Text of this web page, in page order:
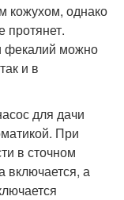
кожухом, однако
протянет.
фекалий можно
и в
для дачи
При
в сточном
включается, а